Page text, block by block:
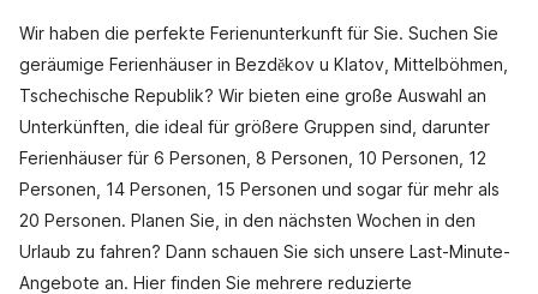
Wir haben die perfekte Ferienunterkunft für Sie. Suchen Sie
geräumige Ferienhäuser in Bezděkov u Klatov, Mittelböhmen,
Tschechische Republik? Wir bieten eine große Auswahl an
Unterkünften, die ideal für größere Gruppen sind, darunter
Ferienhäuser für 6 Personen, 8 Personen, 10 Personen, 12
Personen, 14 Personen, 15 Personen und sogar für mehr als
20 Personen. Planen Sie, in den nächsten Wochen in den
Urlaub zu fahren? Dann schauen Sie sich unsere Last-Minute-
Angebote an. Hier finden Sie mehrere reduzierte